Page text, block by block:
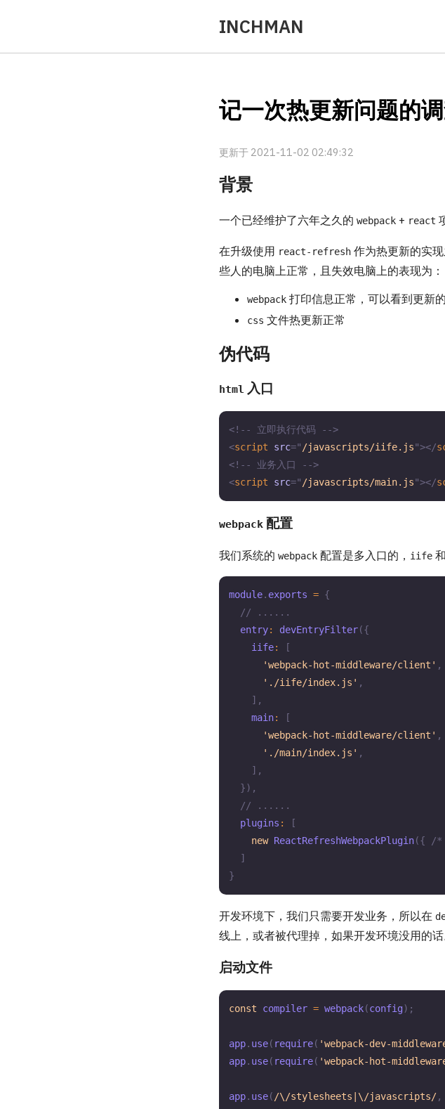
INCHMAN
记一次热更新问题的
更新于 2021-11-02 02:49:32
背景
一个已经维护了六年之久的 webpack + react
在升级使用 react-refresh 作为热更新的实
些人的电脑上正常，且失效电脑上的表现为：
webpack 打印信息正常，可以看到更新
css 文件热更新正常
伪代码
html 入口
<!-- 立即执行代码 -->
<script src=" /javascripts/iife.js"></
<!-- 业务入口 -->
<script src=" /javascripts/main.js"></
webpack 配置
我们系统的 webpack 配置是多入口的， iife 和
module. exports = {
// ......
  entry
: devEntryFilter({
    iife
:
[
'webpack-hot-middleware/client' ,
'./iife/index.js' ,
] ,
    main
:
[
'webpack-hot-middleware/client' ,
'./main/index.js' ,
] ,
}) ,
// ......
  plugins
:
[
new ReactRefreshWebpackPlugin({ /
]
}
开发环境下，我们只需要开发业务，所以在
线上，或者被代理掉，如果开发环境没用的话
启动文件
const compiler = webpack(config) ;
app. use( require( 'webpack-dev-
app. use( require( 'webpack-hot-
app. use( /\/stylesheets|\/javascripts/,